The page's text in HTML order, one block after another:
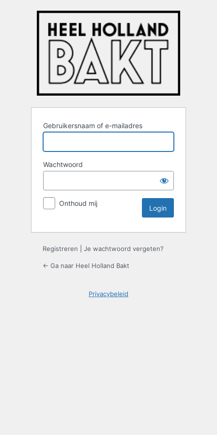
Gebruikersnaam of e-mailadres
Wachtwoord
Onthoud mij
Registreren Je wachtwoord vergeten?
← Ga naar Heel Holland Bakt
Privacybeleid